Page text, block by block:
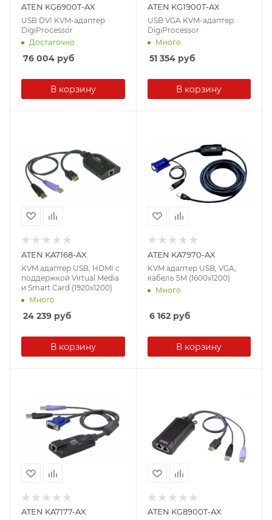
ATEN KG6900T-AX
USB DVI KVM-адаптер
DigiProcessor
Достаточно
76 004 руб
В корзину
ATEN KG1900T-AX
USB VGA KVM-адаптер
DigiProcessor
Много
51 354руб
В корзину
ATEN KA7168-AX
KVM адаптер USB, HDMI с
поддержкой Virtual Media
и Smart Card (1920x1200)
Много
24 239 руб
В корзину
ATEN KA7970-AX
KVM адаптер USB, VGA,
кабель 5M (1600x1200)
Много
6 162руб
В корзину
ATEN KA7177-AX ATEN KG8900T-AX